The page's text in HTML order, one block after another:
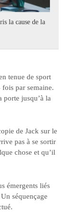
la cause de la
tenue de sport
par semaine.
jusqu’à la
de Jack sur le
pas à se sortir
chose et qu’il
émergents liés
séquençage